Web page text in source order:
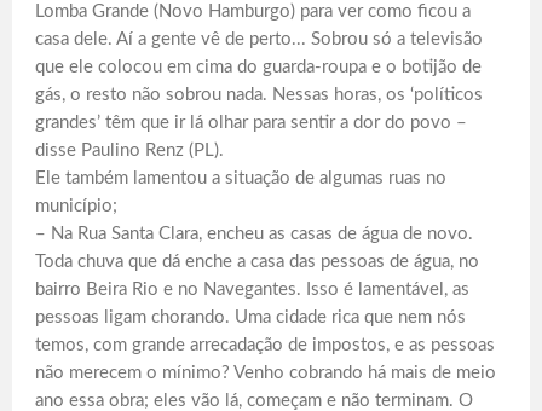
Lomba Grande (Novo Hamburgo) para ver como ficou a
casa dele. Aí a gente vê de perto... Sobrou só a televisão
que ele colocou em cima do guarda-roupa e o botijão de
gás, o resto não sobrou nada. Nessas horas, os ‘políticos
grandes’ têm que ir lá olhar para sentir a dor do povo –
disse Paulino Renz (PL).
Ele também lamentou a situação de algumas ruas no
município;
– Na Rua Santa Clara, encheu as casas de água de novo.
Toda chuva que dá enche a casa das pessoas de água, no
bairro Beira Rio e no Navegantes. Isso é lamentável, as
pessoas ligam chorando. Uma cidade rica que nem nós
temos, com grande arrecadação de impostos, e as pessoas
não merecem o mínimo? Venho cobrando há mais de meio
ano essa obra; eles vão lá, começam e não terminam. O